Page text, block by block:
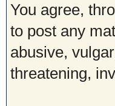
You agree,
to post any
abusive,
threatening,